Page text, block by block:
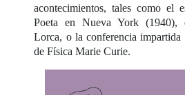
acontecimientos, tales como el
Poeta en Nueva York (1940),
Lorca, o la conferencia
de Física Marie Curie.